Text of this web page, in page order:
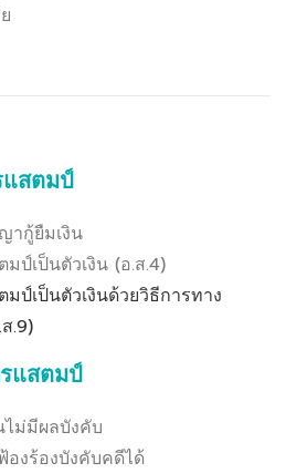
แสตมป์
กู้ยืมเงิน
ป์เป็นตัวเงิน (อ.ส.4)
ป์เป็นตัวเงินด้วยวิธีการทาง
.9)
แสตมป์
ม่มีผลบังคับ
งร้องบังคับคดีได้